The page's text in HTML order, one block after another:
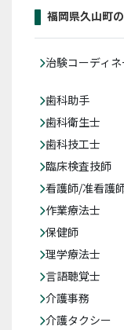
福岡県久山町
治験コーディ
歯科助手
歯科衛生士
歯科技工士
臨床検査技師
看護師/准看護
作業療法士
保健師
理学療法士
言語聴覚士
介護事務
介護タクシー